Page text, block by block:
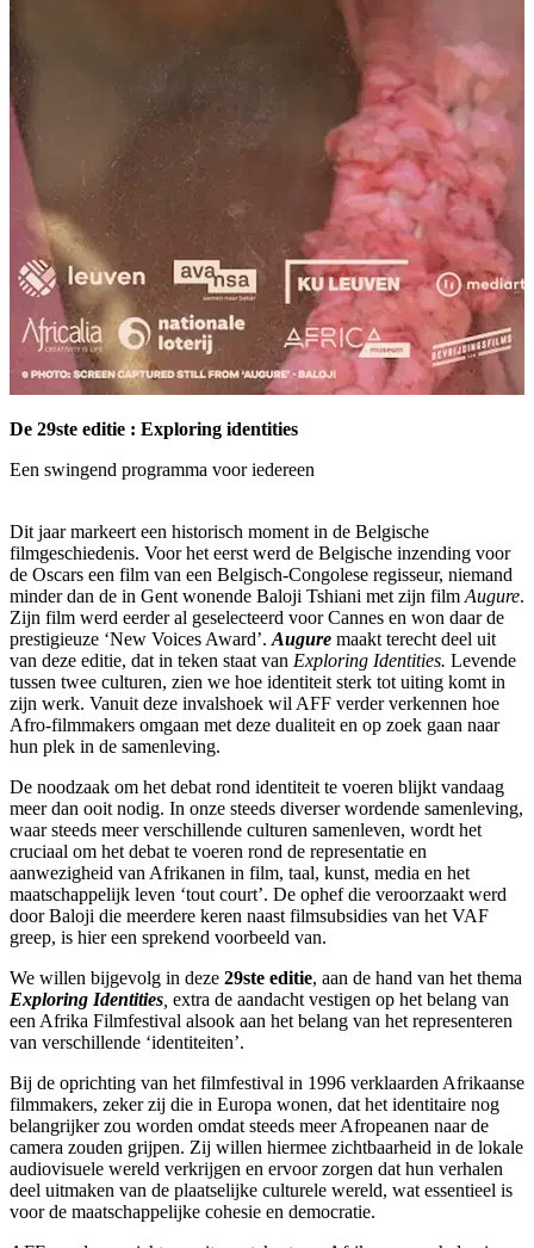
De 29ste editie : Exploring identities
Een swingend programma voor iedereen
Dit jaar markeert een historisch moment in de Belgische
filmgeschiedenis. Voor het eerst werd de Belgische inzending voor
de Oscars een film van een Belgisch-Congolese regisseur, niemand
minder dan de in Gent wonende Baloji Tshiani met zijn filmAugure.
Zijn film werd eerder al geselecteerd voor Cannes en won daar de
prestigieuze ‘New Voices Award’.Augure maakt terecht deel uit
van deze editie, dat in teken staat van Exploring Identities. Levende
tussen twee culturen, zien we hoe identiteit sterk tot uiting komt in
zijn werk. Vanuit deze invalshoek wil AFF verder verkennen hoe
Afro-filmmakers omgaan met deze dualiteit en op zoek gaan naar
hun plek in de samenleving.
De noodzaak om het debat rond identiteit te voeren blijkt vandaag
meer dan ooit nodig. In onze steeds diverser wordende samenleving,
waar steeds meer verschillende culturen samenleven, wordt het
cruciaal om het debat te voeren rond de representatie en
aanwezigheid van Afrikanen in film, taal, kunst, media en het
maatschappelijk leven ‘tout court’. De ophef die veroorzaakt werd
door Baloji die meerdere keren naast filmsubsidies van het VAF
greep, is hier een sprekend voorbeeld van.
We willen bijgevolg in deze 29ste editie, aan de hand van het thema
Exploring Identities, extra de aandacht vestigen op het belang van
een Afrika Filmfestival alsook aan het belang van het representeren
van verschillende ‘identiteiten’.
Bij de oprichting van het filmfestival in 1996 verklaarden Afrikaanse
filmmakers, zeker zij die in Europa wonen, dat het identitaire nog
belangrijker zou worden omdat steeds meer Afropeanen naar de
camera zouden grijpen. Zij willen hiermee zichtbaarheid in de lokale
audiovisuele wereld verkrijgen en ervoor zorgen dat hun verhalen
deel uitmaken van de plaatselijke culturele wereld, wat essentieel is
voor de maatschappelijke cohesie en democratie.